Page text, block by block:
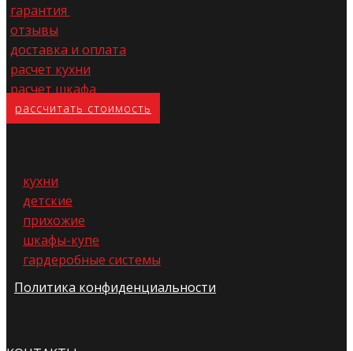
гарантия
отзывы
доставка и оплата
расчет кухни
расчет шкафа
расс​читать стоимость
кухни
детские
прихожие
шкафы-купе
гардеробные системы
Политика конфиденциальности